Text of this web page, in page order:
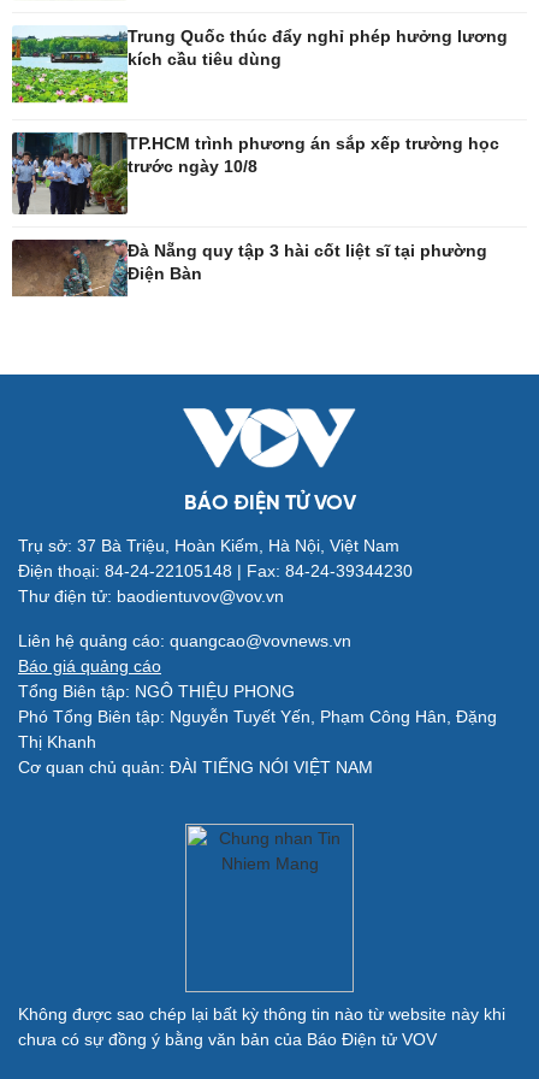
Thế giới thể thao
Ô tô - Xe máy
Xe máy
Tư vấn
Doanh nghiệp 24h
Dinh dưỡng - món ngon
Cây thuốc
Sản phụ khoa
Nhi khoa
Làm đẹp - giảm cân
Phòng mạch online
Đời sống
Nhà đẹp
Tình yêu - Gia đình
Blog
Văn hóa
Sân khấu - Điện ảnh
Âm nhạc
Du lịch
Quân sự - Quốc phòng
Trung Quốc thúc đẩy nghỉ phép hưởng lương
kích cầu tiêu dùng
TP.HCM trình phương án sắp xếp trường học
trước ngày 10/8
Đà Nẵng quy tập 3 hài cốt liệt sĩ tại phường
Điện Bàn
BÁO ĐIỆN TỬ VOV
Trụ sở: 37 Bà Triệu, Hoàn Kiếm, Hà Nội, Việt Nam
Điện thoại: 84-24-22105148 | Fax: 84-24-39344230
Thư điện tử: baodientuvov@vov.vn
Liên hệ quảng cáo: quangcao@vovnews.vn
Báo giá quảng cáo
Tổng Biên tập: NGÔ THIỆU PHONG
Phó Tổng Biên tập: Nguyễn Tuyết Yến, Phạm Công Hân, Đặng
Thị Khanh
Cơ quan chủ quản: ĐÀI TIẾNG NÓI VIỆT NAM
Không được sao chép lại bất kỳ thông tin nào từ website này khi
chưa có sự đồng ý bằng văn bản của Báo Điện tử VOV